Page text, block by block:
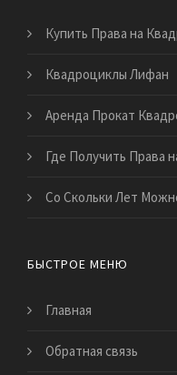
Купить Права на
Квадроциклы Лифан
Аренда Прокат
Где Получить Права
Со Скольки Лет
БЫСТРОЕ МЕНЮ
Главная
Обратная связь